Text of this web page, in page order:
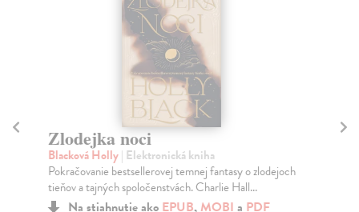
Väzňov trón
Blacková Holly| Elektronická kniha
Uväznený princ. Pomstychtivá kráľovná.
Na stiahnutie akoEPUB,MOBIaPDF